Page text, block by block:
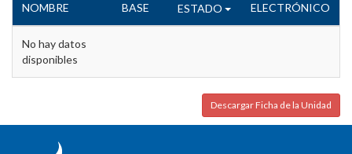
NOMBRE
BASE
ESTADO
ELECTRÓNICO
No hay datos
disponibles
Descargar Ficha de la Unidad